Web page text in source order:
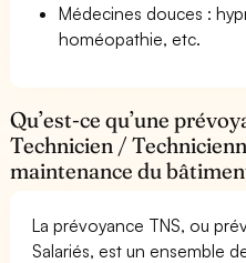
Médecines douces :
homéopathie, etc.
Qu’est-ce qu’une
Technicien /
maintenance du
La prévoyance TNS, ou
Salariés, est un ensemble